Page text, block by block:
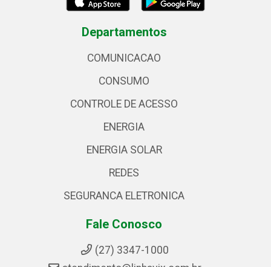
Departamentos
COMUNICACAO
CONSUMO
CONTROLE DE ACESSO
ENERGIA
ENERGIA SOLAR
REDES
SEGURANCA ELETRONICA
Fale Conosco
(27) 3347-1000